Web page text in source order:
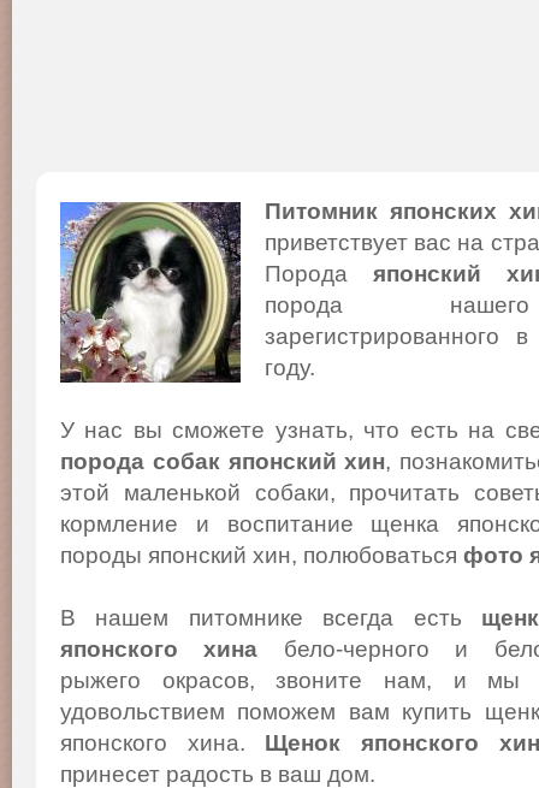
Питомник японских
приветствует вас на
Порода японский
порода
году.
У нас вы сможете узнать, что есть на
порода собак японский хин,
этой маленькой собаки, прочитать
кормление и воспитание щенка
породы японский хин, полюбоваться фото
В нашем питомнике всегда есть
японского хина бело-черного и
рыжего окрасов, звоните нам, и мы
удовольствием поможем вам купить
японского хина. Щенок японского
принесет радость в ваш дом.